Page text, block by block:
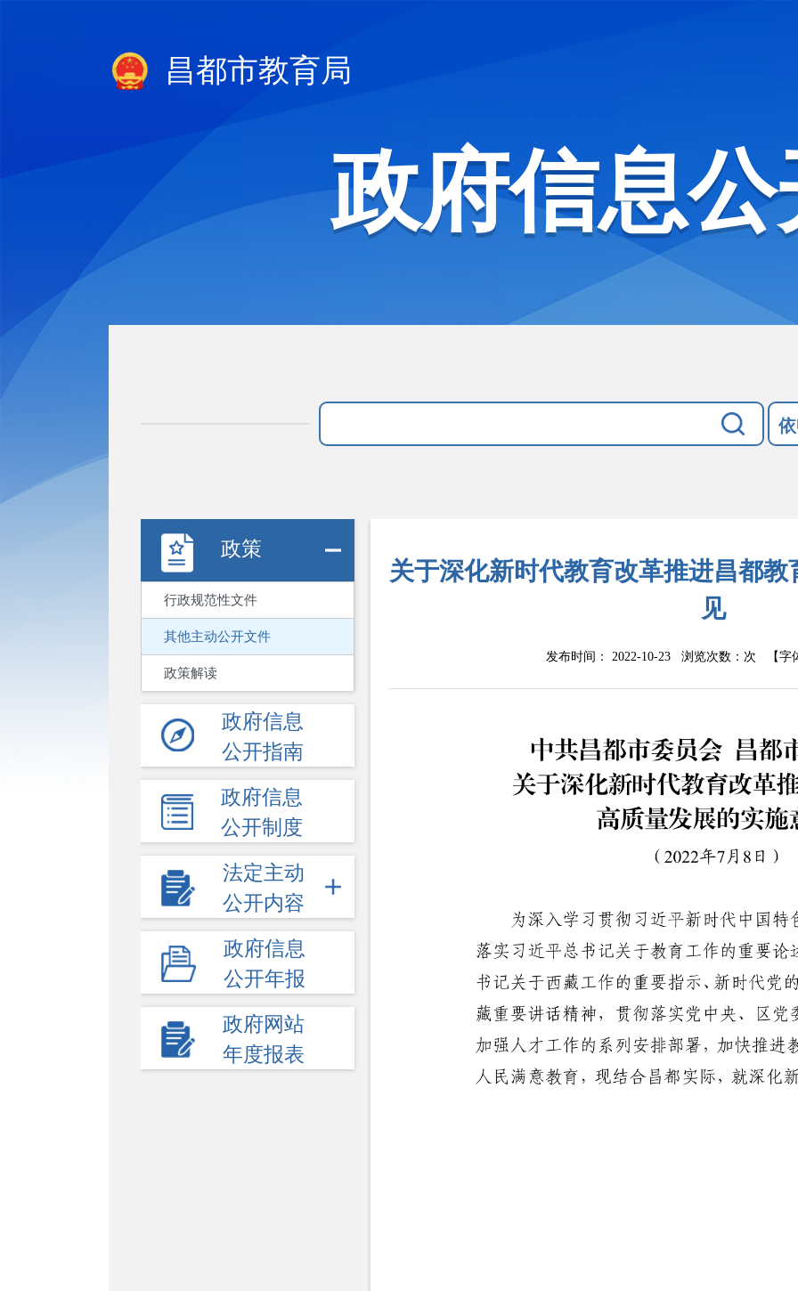
昌都市教育局
政府信息公
政策
行政规范性文件
其他主动公开文件
政策解读
政府信息
公开指南
政府信息
公开制度
法定主动
公开内容
政府信息
公开年报
政府网站
年度报表
关于深化新时代教育改革推进昌都
见
发布时间： 2022-10-23 浏览次数： 次 【字